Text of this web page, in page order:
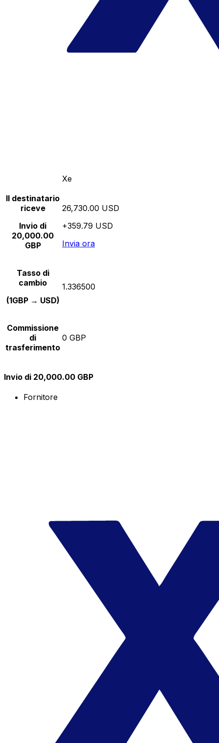
Xe
Il destinatario
riceve
Invio di
20,000.00
GBP
26,730.00 USD
+359.79 USD
Invia ora
Tasso di
cambio
(1GBP → USD)
1.336500
Commissione
di
trasferimento
0 GBP
Invio di 20,000.00 GBP
Fornitore